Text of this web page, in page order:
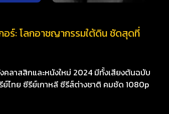
อร์: โลกอาชญากรรมใต้ดิน ชัดสุดที่
คลาสสิกและหนังใหม่ 2024 มีทั้งเสียงต้นฉบับ
ไทย ซีรีย์เกาหลี ซีรีส์ต่างชาติ คมชัด 1080p